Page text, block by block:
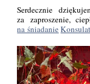
Serdecznie
za zaproszenie,
na śniadanie